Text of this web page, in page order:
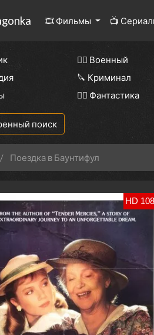
🎞 Фильмы 📺
👨‍✈️ Военный
🔪 Криминал
🧙‍♀️ Фантастика
поиск
Поездка в Баунтифул
HD